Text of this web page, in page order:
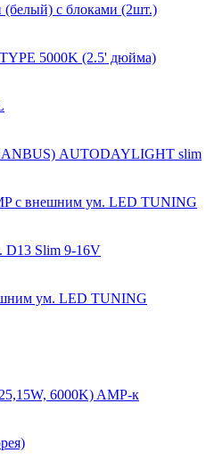
(белый) с блоками (2шт.)
5000K (2.5' дюйма)
AUTODAYLIGHT slim
с внешним ум. LED TUNING
D13 Slim 9-16V
ум. LED TUNING
6000K) AMP-к